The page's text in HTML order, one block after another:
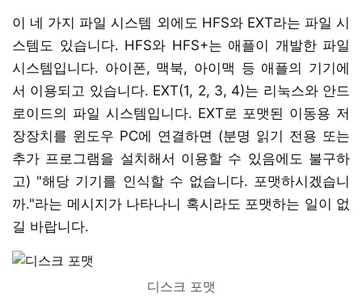
이 네 가지 파일 시스템 외에도 HFS와 EXT라는 파일 시
스템도 있습니다. HFS와 HFS+는 애플이 개발한 파일
시스템입니다. 아이폰, 맥북, 아이맥 등 애플의 기기에
서 이용되고 있습니다. EXT(1, 2, 3, 4)는 리눅스와 안드
로이드의 파일 시스템입니다. EXT로 포맷된 이동용 저
장장치를 윈도우 PC에 연결하면 (분명 읽기 전용 또는
추가 프로그램을 설치해서 이용할 수 있음에도 불구하
고) "해당 기기를 인식할 수 없습니다. 포맷하시겠습니
까."라는 메시지가 나타나니 혹시라도 포맷하는 일이 없
길 바랍니다.
디스크 포맷